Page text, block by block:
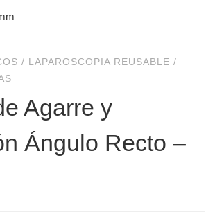
/ LAPAROSCOPIA REUSABLE /
Agarre y
Ángulo Recto –